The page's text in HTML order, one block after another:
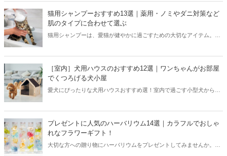
ない水筒は実はプレゼントされて嬉しい実用的な贈り物です。オリジ
ナリティ溢れる名前入りボトルや、子どもも飲みやすいストロータイ
プなど、サイズ別に分けておすすめ商品をご紹介します。贈る相手の
好みに合った水筒のプレゼントがきっと見つかりますよ！
猫用シャンプーおすすめ13選｜薬用・ノミやダニ対策など
肌のタイプに合わせて選ぶ
猫用シャンプーは、愛猫が健やかに過ごすための大切なアイテム。薬
におすすめをご紹介します。皮膚や肌のお悩みに合わせて特徴も解説
してるので、きっとあなたの猫ちゃんのタイプに合ったお気に入りシ
ャンプーが見つかりますよ。
［室内］犬用ハウスのおすすめ12選｜ワンちゃんがお部屋
でくつろげる犬小屋
愛犬にぴったりな犬用ハウスおすすめ選！室内で過ごす小型犬から中
イプなど幅広く選びました。椅子として使えるものやインテリア家具
のような商品もあるので、飼い主もワンちゃんも快適に過ごせる犬ハ
ウスが見つかりますよ。
プレゼントに人気のハーバリウム14選｜カラフルでおしゃ
れなフラワーギフト！
大切な方への贈り物にハーバリウムをプレゼントしてみませんか。見